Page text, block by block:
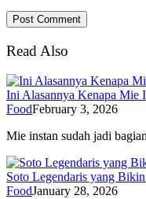
Read Also
Ini Alasannya Kenapa Mie
FoodFebruary 3, 2026
Mie instan sudah jadi
Soto Legendaris yang
FoodJanuary 28, 2026